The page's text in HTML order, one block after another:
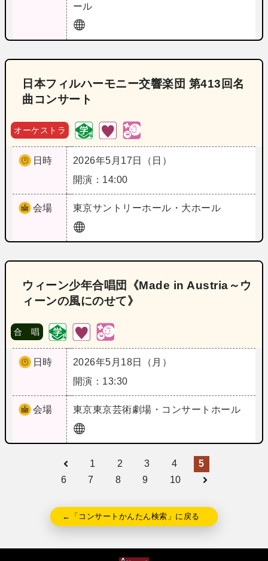
ール
日本フィルハーモニー交響楽団 第413回名
曲コンサート
オーケストラ
日時
2026年5月17日（日）
開演：14:00
会場 東京サントリーホール・大ホール
ウィーン少年合唱団《Made in Austria～ウ
ィーンの風にのせて》
合 唱
日時
2026年5月18日（月）
開演：13:30
会場 東京東京芸術劇場・コンサートホール
1 2 3 4
5
6
7 8 9 10
←「コンサートかんたん検索」に戻る